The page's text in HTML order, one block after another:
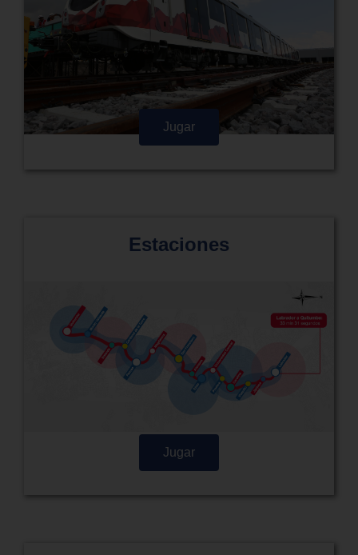
Jugar
Estaciones
Jugar